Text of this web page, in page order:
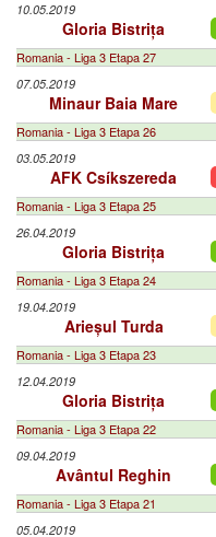
10.05.2019
Gloria Bistrița
Romania - Liga 3 Etapa 27
07.05.2019
Minaur Baia Mare
Romania - Liga 3 Etapa 26
03.05.2019
AFK Csíkszereda
Romania - Liga 3 Etapa 25
26.04.2019
Gloria Bistrița
Romania - Liga 3 Etapa 24
19.04.2019
Arieșul Turda
Romania - Liga 3 Etapa 23
12.04.2019
Gloria Bistrița
Romania - Liga 3 Etapa 22
09.04.2019
Avântul Reghin
Romania - Liga 3 Etapa 21
05.04.2019